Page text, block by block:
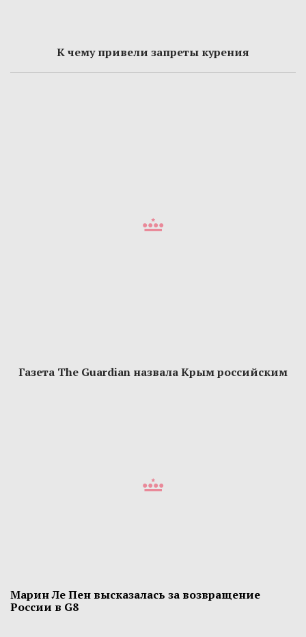
К чему привели запреты курения
Газета The Guardian назвала Крым российским
Марин Ле Пен высказалась за возвращение
России в G8